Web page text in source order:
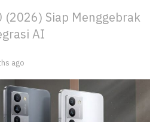
(2026) Siap Menggebrak
AI
ago